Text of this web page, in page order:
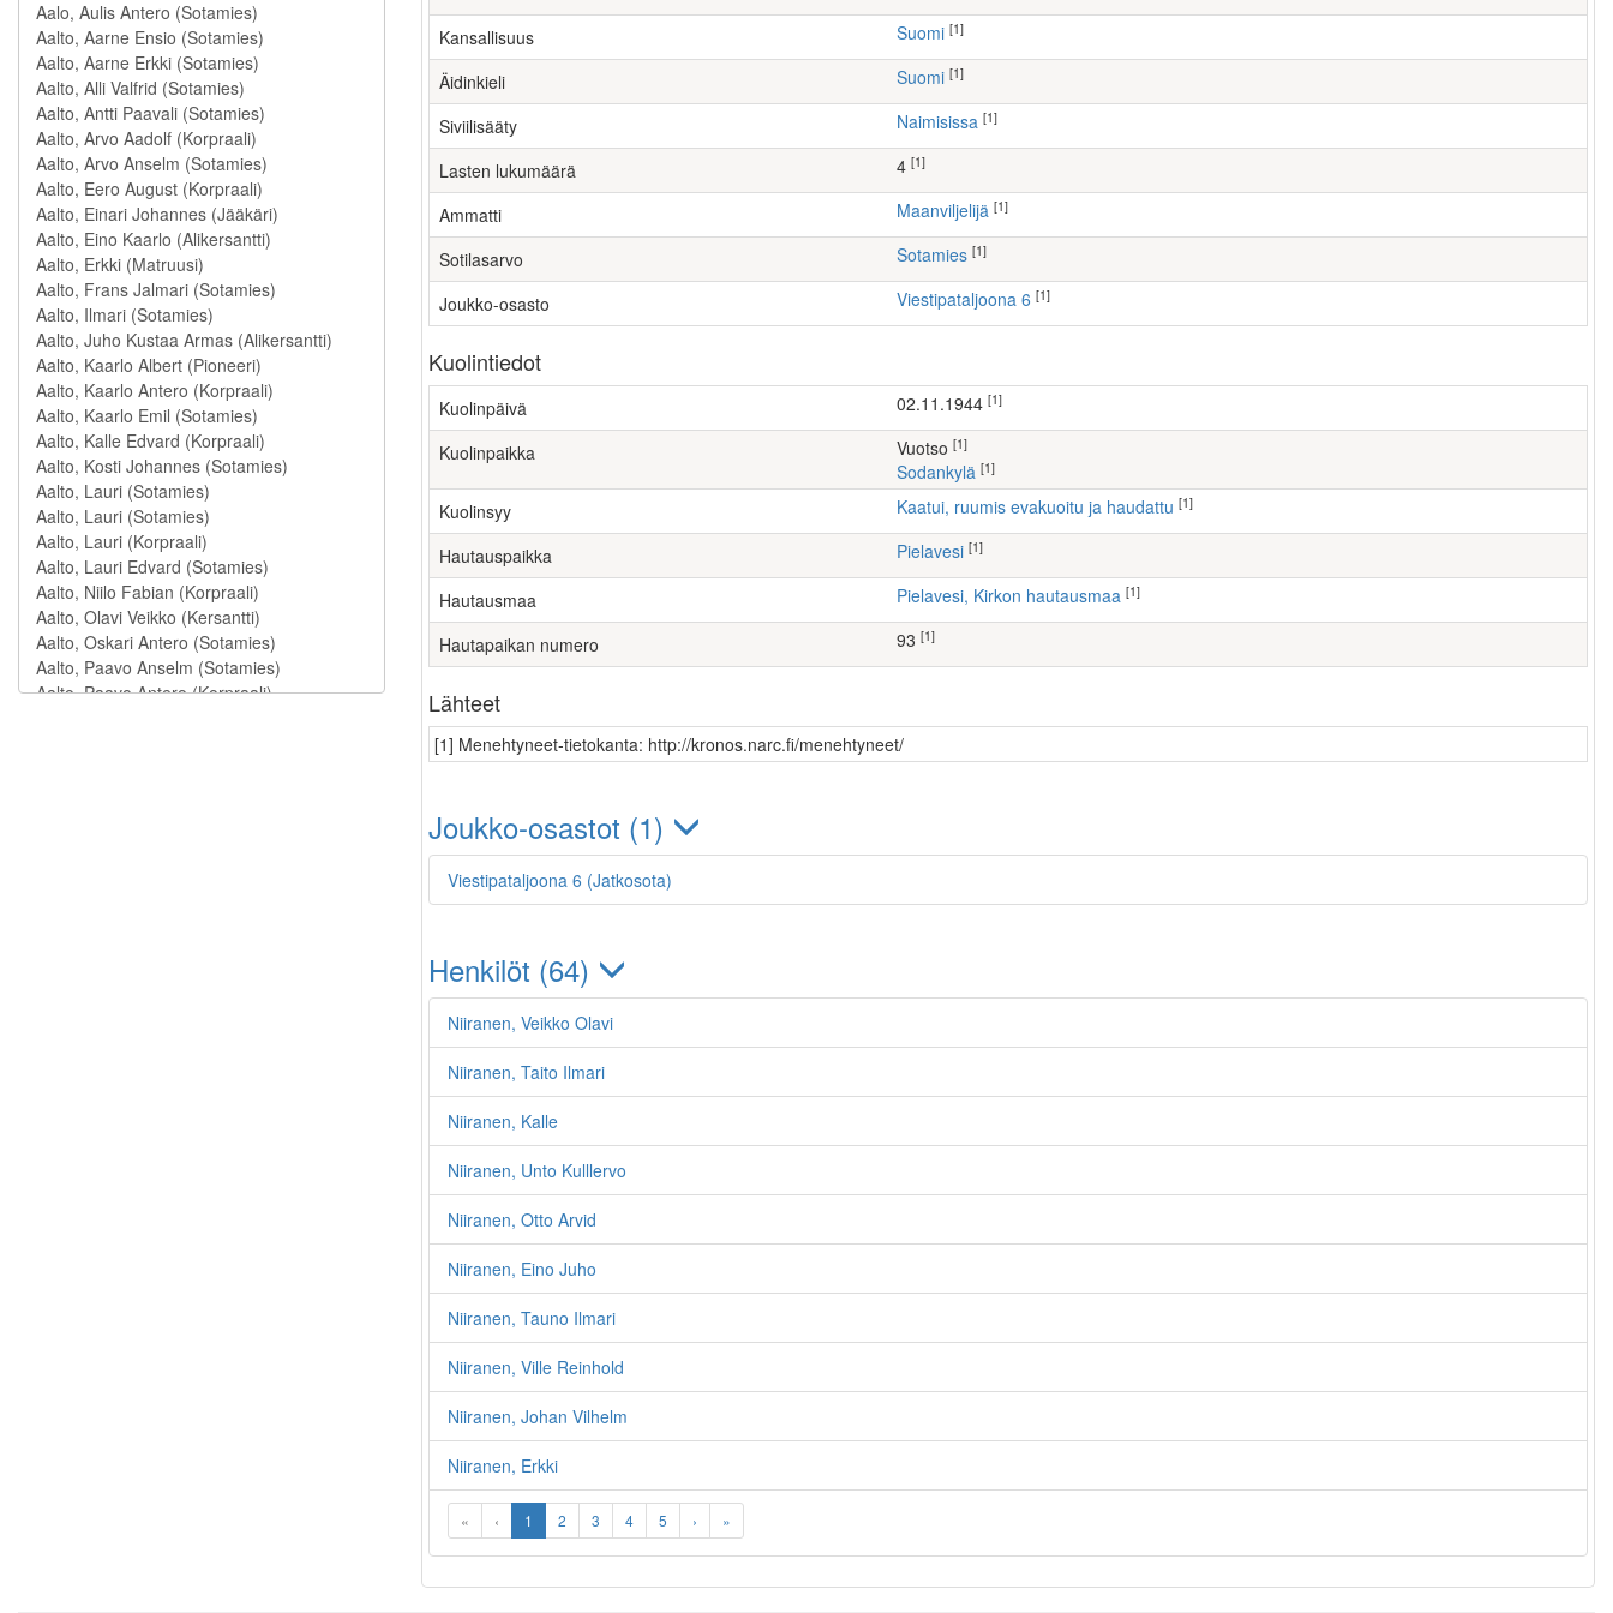
Kansallisuus Suomi [1]
Äidinkieli Suomi [1]
Siviilisääty Naimisissa [1]
Lasten lukumäärä [1]
Ammatti maanviljelijä [1]
Sotilasarvo Sotamies [1]
Joukko-osasto Viestipataljoona 6 [1]
Kuolintiedot
Kuolinpäivä 02.11.1944 [1]
Kuolinpaikka Vuotso [1]
Sodankylä [1]
Kuolinsyy Kaatui, ruumis evakuoitu ja haudattu [1]
Hautauspaikka Pielavesi [1]
Hautausmaa Pielavesi, Kirkon hautausmaa [1]
Hautapaikan numero 93 [1]
Lähteet
[1] Menehtyneet-tietokanta: http://kronos.narc.fi/menehtyneet/
Joukko-osastot (1)
Viestipataljoona 6 (Jatkosota)
Henkilöt (64)
Niiranen, Veikko Olavi
Niiranen, Taito Ilmari
Niiranen, Kalle
Niiranen, Unto Kulllervo
Niiranen, Otto Arvid
Niiranen, Eino Juho
Niiranen, Tauno Ilmari
Niiranen, Ville Reinhold
Niiranen, Johan Vilhelm
Niiranen, Erkki
« ‹ 1 2 3 4 5 › »